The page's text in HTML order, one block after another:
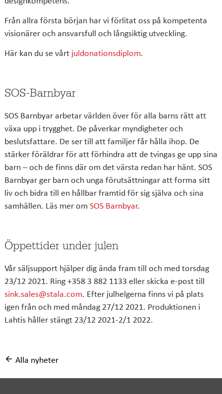
​​​​​​Från allra första början har vi förlitat oss på kompetenta
visionärer och ansvarsfull och långsiktig utveckling.
Här kan du se vårt juldonationsdiplom.
SOS-Barnbyar
SOS Barnbyar arbetar världen över för alla barns rätt att
växa upp i trygghet. De påverkar myndigheter och
beslutsfattare. De ser till att familjer får hålla ihop. De
stärker föräldrar för att förhindra att de tvingas ge upp sina
barn – och de finns där om det värsta redan har hänt. SOS
Barnbyar ger barn och unga förutsättningar att forma sitt
liv och bidra till en hållbar framtid för sig själva och sina
samhällen. Läs mer om SOS Barnbyar.
Öppettider under julen
Vår säljsupport hjälper dig ända fram till och med torsdag
23/12 2021. Ring +358 3 882 1133 eller skicka e-post till
sink.sales@stala.com. Efter julhelgerna finns vi på plats
igen från och med måndag 27/12 2021. Produktionen i
Lahtis håller stängt 23/12 2021-2/1 2022.
Alla nyheter